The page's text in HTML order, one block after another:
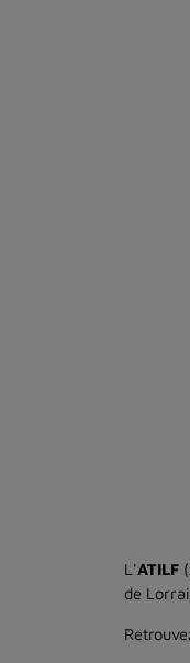
L'ATILF
de